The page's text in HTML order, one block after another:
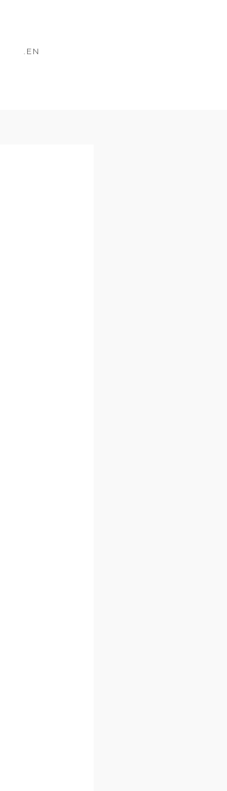
.EN